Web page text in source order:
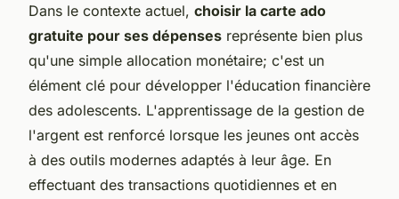
Dans le contexte actuel, choisir la carte ado
gratuite pour ses dépenses représente bien plus
qu'une simple allocation monétaire; c'est un
élément clé pour développer l'éducation financière
des adolescents. L'apprentissage de la gestion de
l'argent est renforcé lorsque les jeunes ont accès
à des outils modernes adaptés à leur âge. En
effectuant des transactions quotidiennes et en